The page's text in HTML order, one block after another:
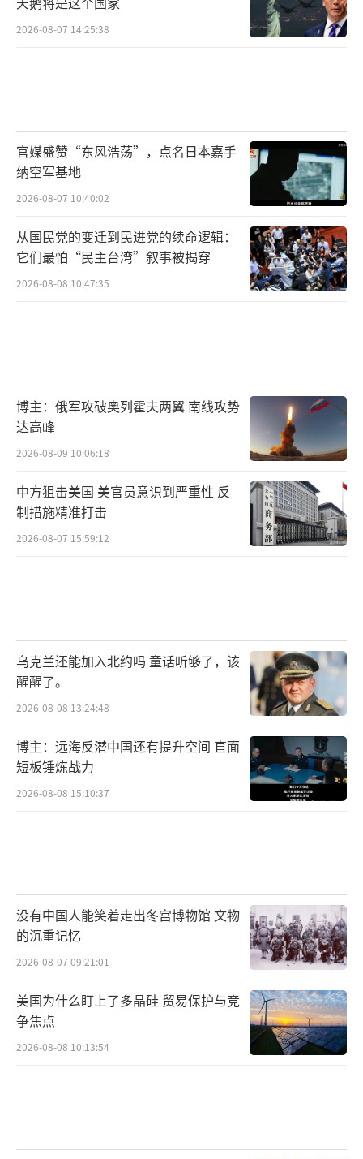
2026-08-07 14:25:38
官媒盛赞“东风浩荡”，点名日本嘉手
纳空军基地
2026-08-07 10:40:02
从国民党的变迁到民进党的续命逻辑：
它们最怕“民主台湾”叙事被揭穿
2026-08-08 10:47:35
博主：俄军攻破奥列霍夫两翼 南线攻势
达高峰
2026-08-09 10:06:18
中方狙击美国 美官员意识到严重性 反
制措施精准打击
2026-08-07 15:59:12
乌克兰还能加入北约吗 童话听够了，该
醒醒了。
2026-08-08 13:24:48
博主：远海反潜中国还有提升空间 直面
短板锤炼战力
2026-08-08 15:10:37
没有中国人能笑着走出冬宫博物馆 文物
的沉重记忆
2026-08-07 09:21:01
美国为什么盯上了多晶硅 贸易保护与竞
争焦点
2026-08-08 10:13:54